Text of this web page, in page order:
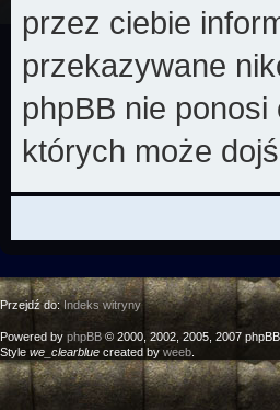
przez ciebie
przekazywane
phpBB nie
których może
Przejdź do: Indeks witryny
Powered by phpBB © 2000, 2002, 2005, 2007
Style we_clearblue created by weeb